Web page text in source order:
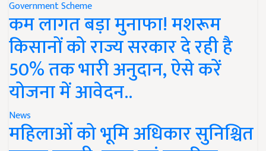
Government Scheme
कम लागत बड़ा मुनाफा! मशरूम
किसानों को राज्य सरकार दे रही है
50% तक भारी अनुदान, ऐसे करें
योजना में आवेदन..
News
महिलाओं को भूमि अधिकार सुनिश्चित